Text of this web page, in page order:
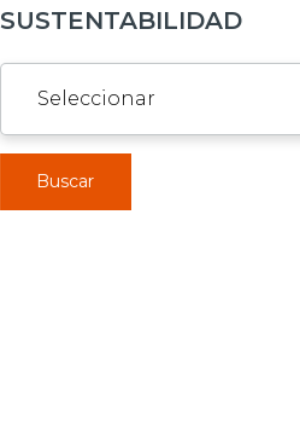
SUSTENTABILIDAD
Buscar